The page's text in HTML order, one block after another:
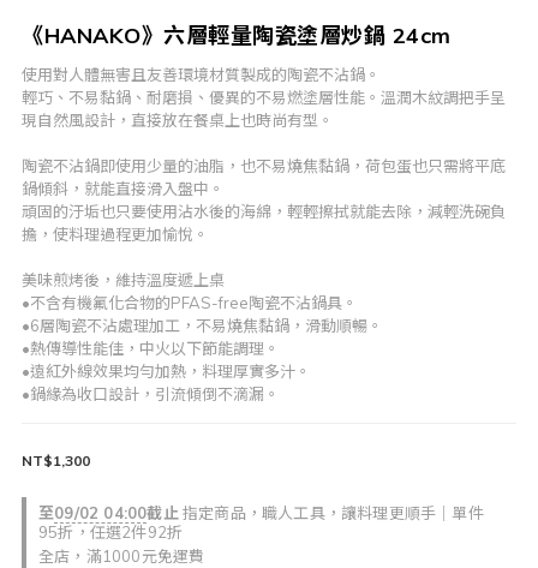
《HANAKO》六層輕量陶瓷塗層炒鍋 24cm
使用對人體無害且友善環境材質製成的陶瓷不沾鍋。
輕巧、不易黏鍋、耐磨損、優異的不易燃塗層性能。溫潤木紋調把手呈
現自然風設計，直接放在餐桌上也時尚有型。
陶瓷不沾鍋即使用少量的油脂，也不易燒焦黏鍋，荷包蛋也只需將平底
鍋傾斜，就能直接滑入盤中。
頑固的汙垢也只要使用沾水後的海綿，輕輕擦拭就能去除，減輕洗碗負
擔，使料理過程更加愉悅。
美味煎烤後，維持溫度遞上桌
•不含有機氟化合物的PFAS-free陶瓷不沾鍋具。
•6層陶瓷不沾處理加工，不易燒焦黏鍋，滑動順暢。
•熱傳導性能佳，中火以下節能調理。
•遠紅外線效果均勻加熱，料理厚實多汁。
•鍋緣為收口設計，引流傾倒不滴漏。
至09/02 04:00截止 指定商品，職人工具，讓料理更順手｜單件
95折，任選2件92折
全店，滿1000元免運費
NT$1,300